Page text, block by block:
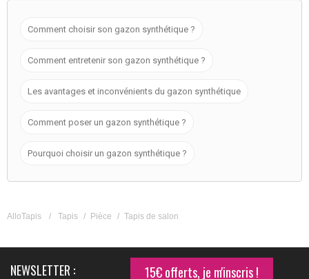
Comment choisir son gazon synthétique ?
Comment entretenir son gazon synthétique ?
Les avantages et inconvénients du gazon synthétique
Comment poser un gazon synthétique ?
Pourquoi choisir un gazon synthétique ?
AlloTapis / Tapis / Pièce / Tapis de salon
NEWSLETTER : 15€ offerts, je m'inscris !